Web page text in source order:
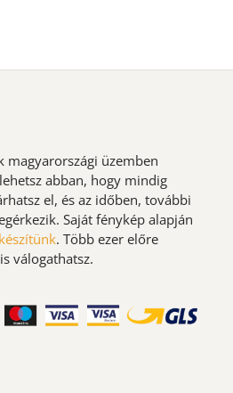
magyarországi üzemben
abban, hogy mindig
el, és az időben, további
Saját fénykép alapján
. Több ezer előre
válogathatsz.